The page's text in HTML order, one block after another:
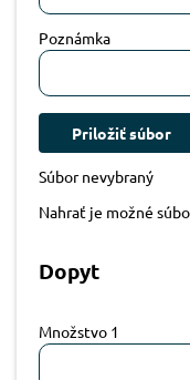
Poznámka
Priložiť súbor
Súbor nevybraný
Nahrať je možné
Dopyt
Množstvo 1